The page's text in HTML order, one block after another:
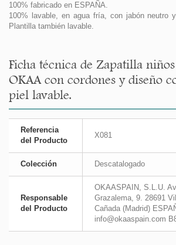
100% fabricado en ESPAÑA.
100% lavable, en agua fría, con jabón neutro
Plantilla también lavable.
Ficha técnica de Zapatilla
OKAA con cordones y diseño
piel lavable.
Referencia
del Producto
X081
Colección Descatalogado
Responsable
del Producto
OKAASPAIN, S.L.U.
Grazalema, 9. 28691
Cañada (Madrid)
info@okaaspain.com